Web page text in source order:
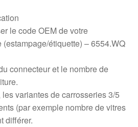
le code OEM de votre
(estampage/étiquette) – 6554.WQ
connecteur et le nombre de
variantes de carrosseries 3/5
(par exemple nombre de vitres
différer.